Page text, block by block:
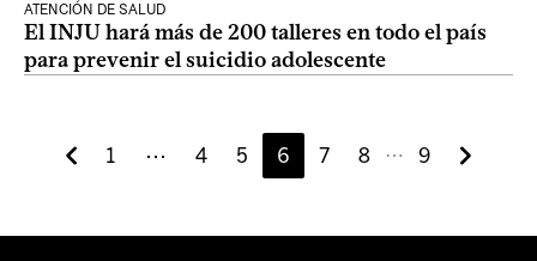
ATENCIÓN DE SALUD
El INJU hará más de 200 talleres en todo el país
para prevenir el suicidio adolescente
1 ⋯ 4 5 6 7 8 ⋯ 9